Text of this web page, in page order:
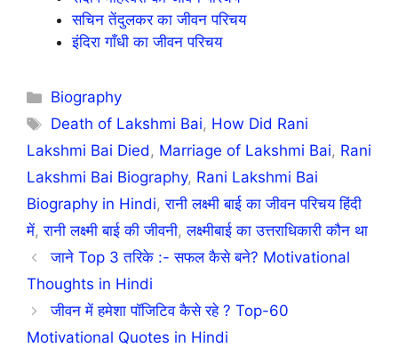
सचिन तेंदुलकर का जीवन परिचय
इंदिरा गाँधी का जीवन परिचय
Categories
Biography
Tags
Death of Lakshmi Bai, How Did Rani
Lakshmi Bai Died, Marriage of Lakshmi Bai, Rani
Lakshmi Bai Biography, Rani Lakshmi Bai
Biography in Hindi,रानी लक्ष्मी बाई का जीवन परिचय हिंदी
में,रानी लक्ष्मी बाई की जीवनी,लक्ष्मीबाई का उत्तराधिकारी कौन था
जाने Top 3 तरिके :- सफल कैसे बने? Motivational
Thoughts in Hindi
जीवन में हमेशा पॉजिटिव कैसे रहे ? Top-60
Motivational Quotes in Hindi